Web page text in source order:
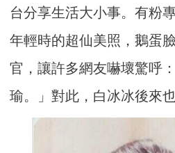
台分享生活大小事。有粉
年輕時的超仙美照，鵝蛋
官，讓許多網友嚇壞驚呼
瑜。」對此，白冰冰後來